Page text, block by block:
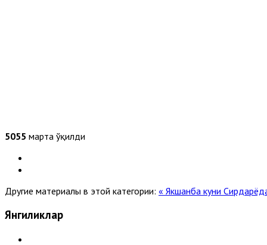
5055 марта ўқилди
Другие материалы в этой категории: « Якшанба куни
Янгиликлар